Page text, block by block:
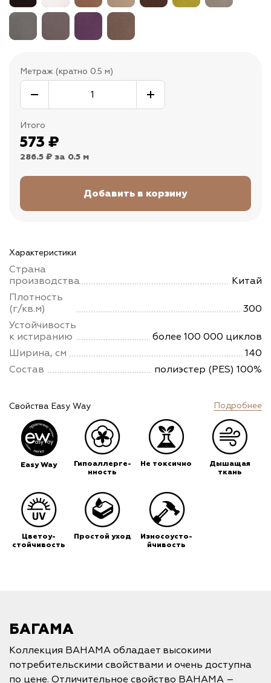
Метраж (кратно 0.5 м)
Итого
573 ₽
286.5 ₽ за 0.5 м
Характеристики
Страна
производства
Китай
Плотность
(г/кв.м)
300
Устойчивость
к истиранию
более 100 000 циклов
Ширина, см
140
Состав
полиэстер (PES) 100%
Свойства Easy Way Подробнее
Easy Way
Гипоаллерге-
нность
Не токсично
Дышащая
ткань
Цветоу-
стойчивость
Простой уход
Износоусто-
йчивость
БАГАМА
Коллекция BAHAMA обладает высокими
потребительскими свойствами и очень доступна
по цене. Отличительное свойство BAHAMA –